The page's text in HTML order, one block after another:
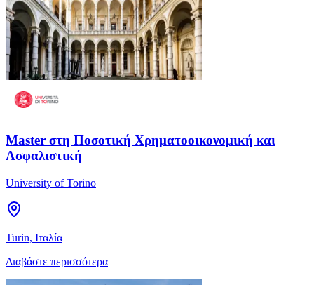
Master στη Ποσοτική Χρηματοοικονομική και
Ασφαλιστική
University of Torino
Turin, Ιταλία
Διαβάστε περισσότερα